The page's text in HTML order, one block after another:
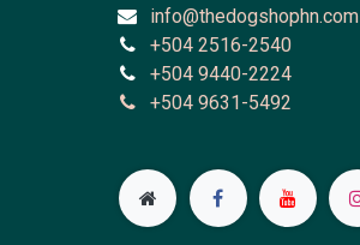
info@thedogshophn.com
+504 2516-2540
+504 9440-2224
+504 9631-5492